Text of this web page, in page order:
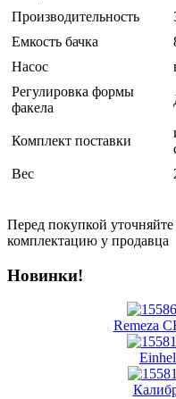
Производительность
Емкость бачка
Насос
Регулировка формы
факела
Комплект поставки
Вес
Перед покупкой
комплектацию у продавца
Новинки!
Remeza